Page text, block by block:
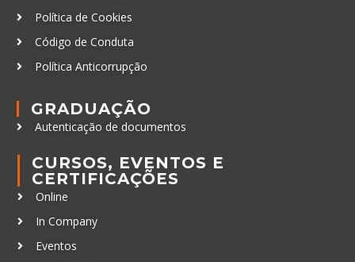
Política de Cookies
Código de Conduta
Política Anticorrupção
GRADUAÇÃO
Autenticação de documentos
CURSOS, EVENTOS E
CERTIFICAÇÕES
Online
In Company
Eventos